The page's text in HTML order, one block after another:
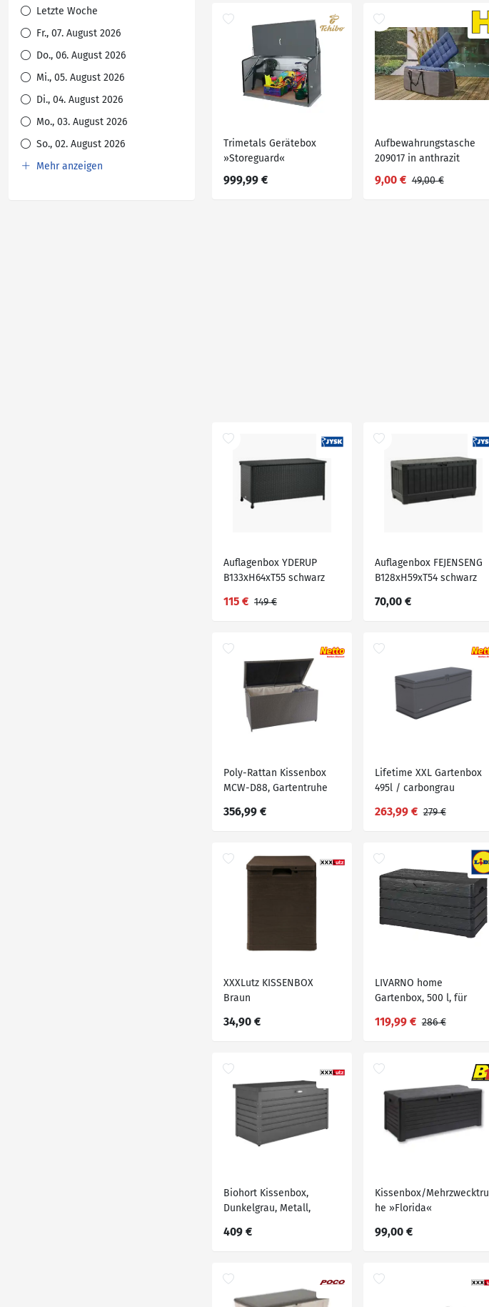
Letzte Woche
Fr., 07. August 2026
Do., 06. August 2026
Mi., 05. August 2026
Di., 04. August 2026
Mo., 03. August 2026
So., 02. August 2026
Mehr anzeigen
Trimetals Gerätebox
»Storeguard«
999,99 €
Aufbewahrungstasche
209017 in anthrazit
9,00 € 49,00 €
Auflagenbox YDERUP
B133xH64xT55 schwarz
115 € 149 €
Auflagenbox FEJENSENG
B128xH59xT54 schwarz
70,00 €
Poly-Rattan Kissenbox
MCW-D88, Gartentruhe
Premium grau,
356,99 €
Lifetime XXL Gartenbox
495l / carbongrau
263,99 € 279 €
XXXLutz KISSENBOX
Braun
34,90 €
LIVARNO home
Gartenbox, 500 l, für
119,99 € 286 €
Biohort Kissenbox,
Dunkelgrau, Metall,
aus Österreich, Deckel
wartungsfrei,
regenwasserdicht,
409 €
Kissenbox/Mehrzwecktru
he »Florida«
99,00 €